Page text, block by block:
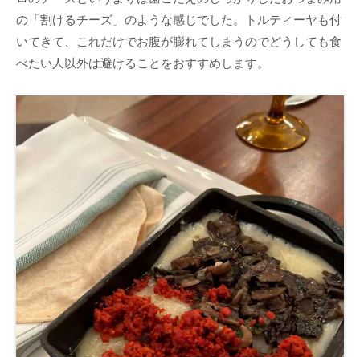
の「割けるチーズ」のような感じでした。トルティーヤも付
いてきて、これだけでお腹が膨れてしまうのでどうしても食
べたい人以外は避けることをおすすめします。